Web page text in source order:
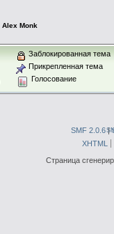
Alex Monk
Заблокированная тема
Прикрепленная тема
Голосование
SMF 2.0.6|
XHTML
Страница